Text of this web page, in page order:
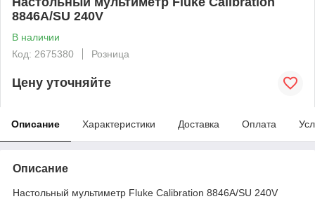
8846A/SU 240V
В наличии
Код: 2675380
Розница
Цену уточняйте
Описание Характеристики Доставка Оплата
Описание
Настольный мультиметр Fluke Calibration 8846A/SU 240V